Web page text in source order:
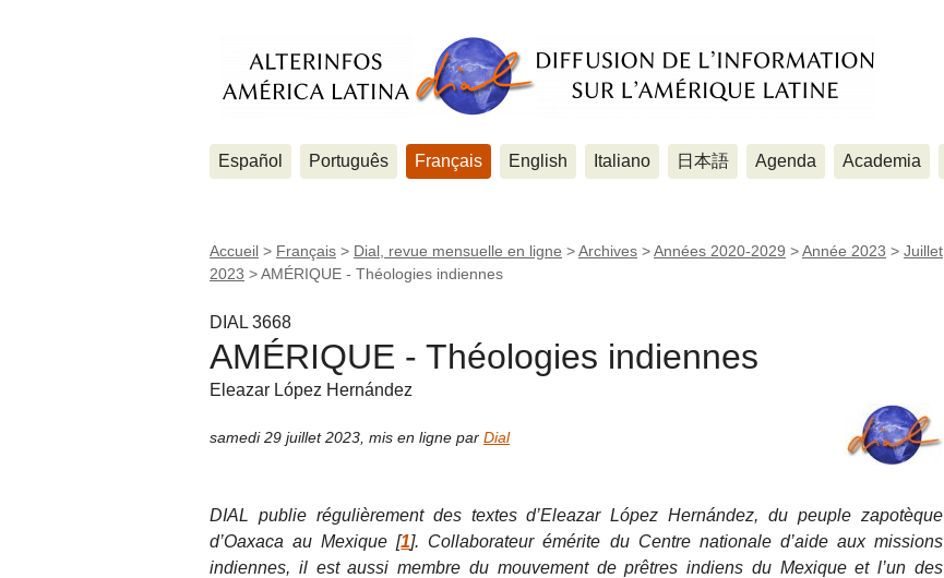
Español Português Français English Italiano 日本語 Agenda Academia
Accueil > Français > Dial, revue mensuelle en ligne >Archives >Années 2020-2029 >Année 2023 > Juillet
2023 >AMÉRIQUE - Théologies indiennes
DIAL 3668
AMÉRIQUE - Théologies indiennes
Eleazar López Hernández
samedi 29 juillet 2023 mis en ligne par Dial
DIAL publie régulièrement des textes d’Eleazar López Hernández, du peuple zapotèque
d’Oaxaca au Mexique [1]. Collaborateur émérite du Centre nationale d’aide aux missions
indiennes, il est aussi membre du mouvement de prêtres indiens du Mexique et l’un des